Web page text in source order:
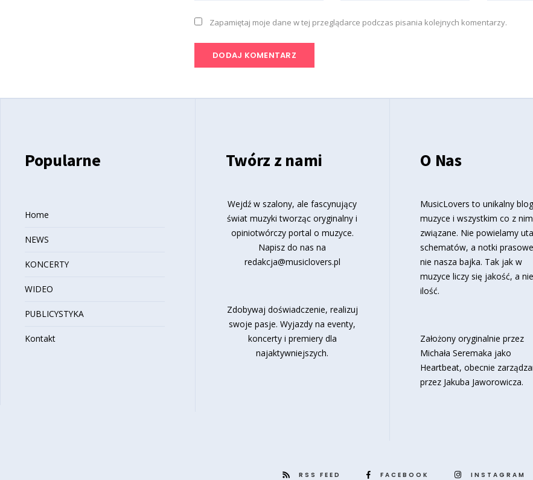
Zapamiętaj moje dane w tej przeglądarce podczas pisania kolejnych komentarzy.
Popularne
Home
NEWS
KONCERTY
WIDEO
PUBLICYSTYKA
Kontakt
Twórz z nami
Wejdź w szalony, ale fascynujący
świat muzyki tworząc oryginalny i
opiniotwórczy portal o muzyce.
Napisz do nas na
redakcja@musiclovers.pl
Zdobywaj doświadczenie, realizuj
swoje pasje. Wyjazdy na eventy,
koncerty i premiery dla
najaktywniejszych.
O Nas
MusicLovers to unikalny
muzyce i wszystkim co z nim
związane. Nie powielamy
schematów, a notki
nie nasza bajka. Tak jak w
muzyce liczy się jakość, a nie
ilość.
Założony oryginalnie przez
Michała Seremaka jako
Heartbeat, obecnie
przez Jakuba Jaworowicza.
RSS FEED FACEBOOK INSTAGRAM